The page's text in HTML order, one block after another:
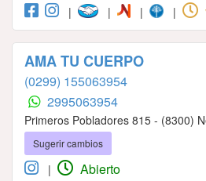
| | | |
AMA TU CUERPO
(0299) 155063954
2995063954
Primeros Pobladores 815 - (8300)
Sugerir cambios
| Abierto